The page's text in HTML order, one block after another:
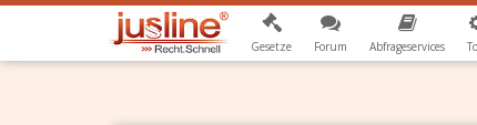
Gesetze Forum Abfrageservices